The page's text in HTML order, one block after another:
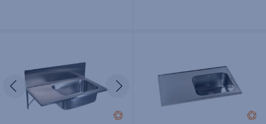
Edellinen Seuraava